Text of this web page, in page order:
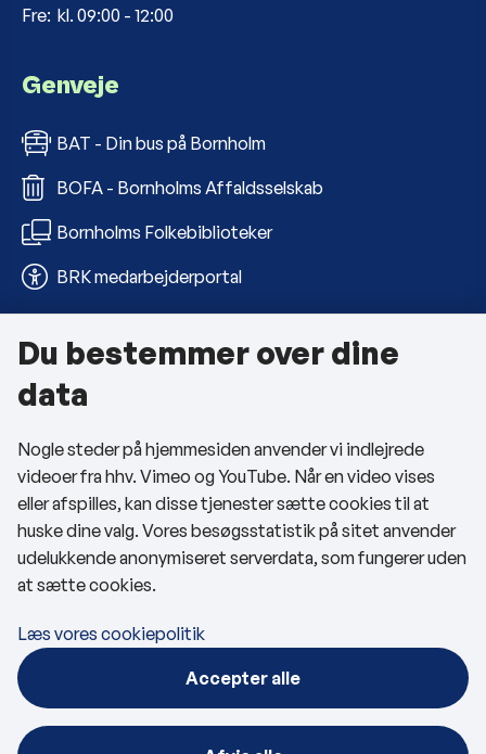
Fre: kl. 09:00 - 12:00
Genveje
BAT - Din bus på Bornholm
BOFA - Bornholms Affaldsselskab
Bornholms Folkebiblioteker
BRK medarbejderportal
Om kommunen
Kontakt os
Telefon- og åbningstider
Tilgængelighedserklæring
Privatlivspolitik
Cookies
Følg os
BRK på Facebook
Du bestemmer over dine
data
Nogle steder på hjemmesiden anvender vi indlejrede
videoer fra hhv. Vimeo og YouTube. Når en video vises
eller afspilles, kan disse tjenester sætte cookies til at
huske dine valg. Vores besøgsstatistik på sitet anvender
udelukkende anonymiseret serverdata, som fungerer uden
at sætte cookies.
Læs vores cookiepolitik
Accepter alle